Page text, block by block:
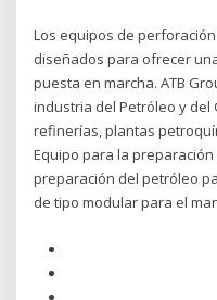
Los equipos de
diseñados para ofrecer
puesta en marcha. ATB
industria del Petróleo y del
refinerías, plantas
Equipo para la
preparación del petróleo
de tipo modular para el